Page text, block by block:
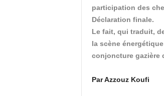
participation des
Déclaration finale.
Le fait, qui traduit,
la scène
conjoncture gazière
Par Azzouz Koufi